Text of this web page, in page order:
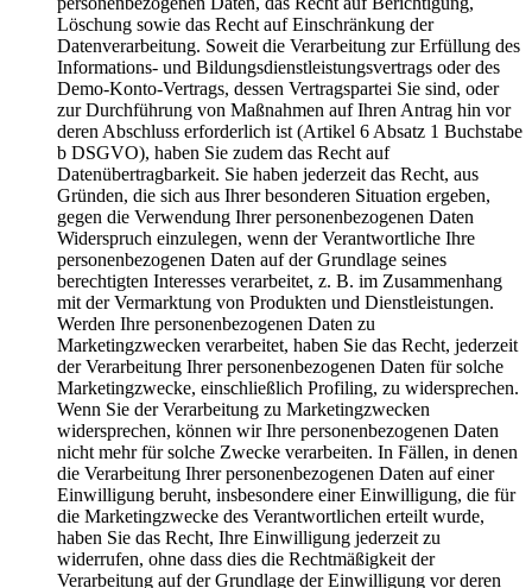
Löschung sowie das Recht auf Einschränkung der
Datenverarbeitung. Soweit die Verarbeitung zur Erfüllung des
Informations- und Bildungsdienstleistungsvertrags oder des
Demo-Konto-Vertrags, dessen Vertragspartei Sie sind, oder
zur Durchführung von Maßnahmen auf Ihren Antrag hin vor
deren Abschluss erforderlich ist (Artikel 6 Absatz 1 Buchstabe
b DSGVO), haben Sie zudem das Recht auf
Datenübertragbarkeit. Sie haben jederzeit das Recht, aus
Gründen, die sich aus Ihrer besonderen Situation ergeben,
gegen die Verwendung Ihrer personenbezogenen Daten
Widerspruch einzulegen, wenn der Verantwortliche Ihre
personenbezogenen Daten auf der Grundlage seines
berechtigten Interesses verarbeitet, z. B. im Zusammenhang
mit der Vermarktung von Produkten und Dienstleistungen.
Werden Ihre personenbezogenen Daten zu
Marketingzwecken verarbeitet, haben Sie das Recht, jederzeit
der Verarbeitung Ihrer personenbezogenen Daten für solche
Marketingzwecke, einschließlich Profiling, zu widersprechen.
Wenn Sie der Verarbeitung zu Marketingzwecken
widersprechen, können wir Ihre personenbezogenen Daten
nicht mehr für solche Zwecke verarbeiten. In Fällen, in denen
die Verarbeitung Ihrer personenbezogenen Daten auf einer
Einwilligung beruht, insbesondere einer Einwilligung, die für
die Marketingzwecke des Verantwortlichen erteilt wurde,
haben Sie das Recht, Ihre Einwilligung jederzeit zu
widerrufen, ohne dass dies die Rechtmäßigkeit der
Verarbeitung auf der Grundlage der Einwilligung vor deren